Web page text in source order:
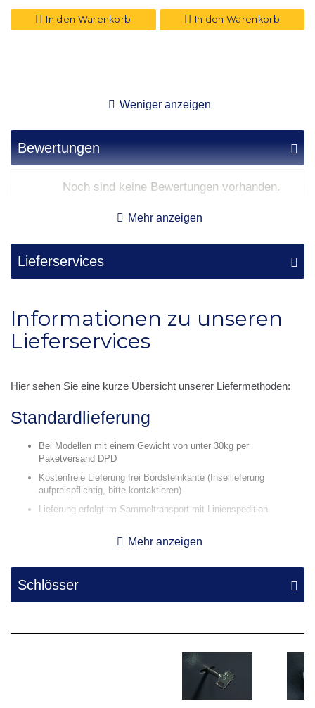
In den Warenkorb In den Warenkorb
Weniger anzeigen
Bewertungen
Noch sind keine Bewertungen vorhanden.
Mehr anzeigen
Lieferservices
Informationen zu unseren
Lieferservices
Hier sehen Sie eine kurze Übersicht unserer Liefermethoden:
Standardlieferung
Bei Modellen mit einem Gewicht von unter 30kg per
Paketversand DPD
Kostenfreie Lieferung frei Bordsteinkante (Insellieferung
aufpreispflichtig, bitte kontaktieren)
Lieferung erfolgt im Sammeltransport mit Linienspedition
Lieferung erfolgt durch unser hauseigenes Transportteam oder
durch eine fachmännisch ausgestattete Partnerspedition
möglich
Inklusive Stufentransport (Keller oder Obergeschoss), wenn es
der Transportweg entsprechend belastbar und geeignet ist
Handling durch 2-Mann Team mit modernsten Transportgeräten
Kurze Einführung in die Benutzung des Tresors
Mehr anzeigen
Schlösser